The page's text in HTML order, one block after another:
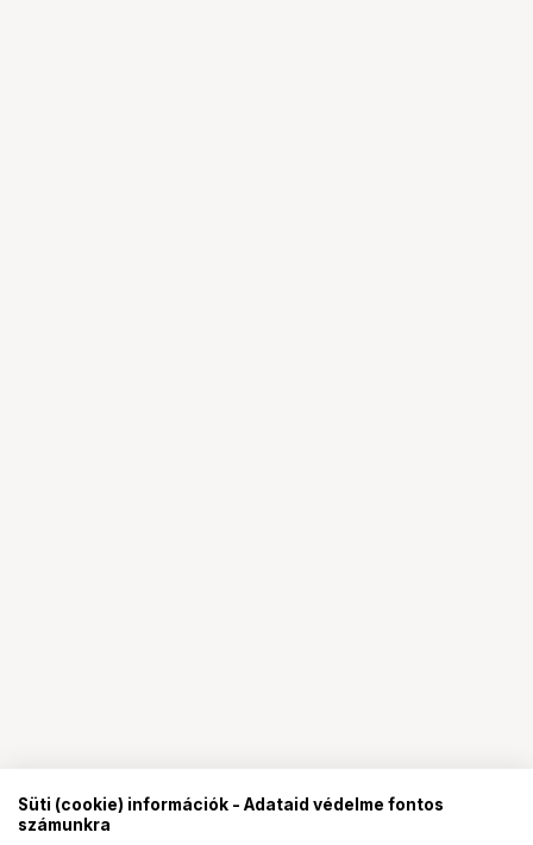
Süti (cookie) információk - Adataid védelme fontos
számunkra